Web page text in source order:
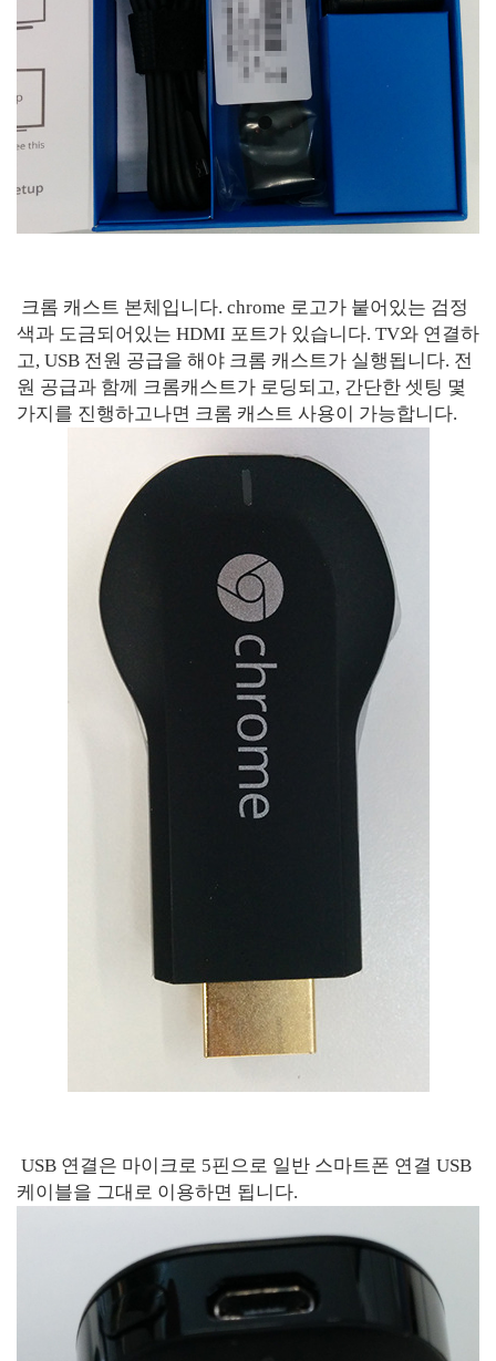
크롬 캐스트 본체입니다. chrome 로고가 붙어있는 검정
색과 도금되어있는 HDMI 포트가 있습니다. TV와 연결하
고, USB 전원 공급을 해야 크롬 캐스트가 실행됩니다. 전
원 공급과 함께 크롬캐스트가 로딩되고, 간단한 셋팅 몇
가지를 진행하고나면 크롬 캐스트 사용이 가능합니다.
USB 연결은 마이크로 5핀으로 일반 스마트폰 연결 USB
케이블을 그대로 이용하면 됩니다.